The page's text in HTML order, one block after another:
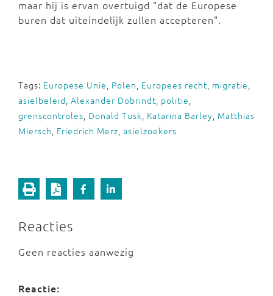
maar hij is ervan overtuigd "dat de Europese
buren dat uiteindelijk zullen accepteren".
Tags: Europese Unie, Polen, Europees recht, migratie,
asielbeleid, Alexander Dobrindt, politie,
grenscontroles, Donald Tusk, Katarina Barley, Matthias
Miersch, Friedrich Merz, asielzoekers
Reacties
Geen reacties aanwezig
Reactie: